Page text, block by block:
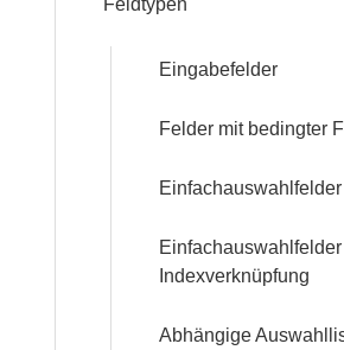
Referenzen
Feldtypen
Eingabefelder
Felder mit bedingter
Einfachauswahlfelder
Indexverknüpfung
Abhängige